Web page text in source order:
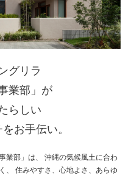
グリラ
業部」が
らしい
お手伝い。
業部」は、
沖縄の気候風土に合わ
、
住みやすさ、心地よさ、あらゆ